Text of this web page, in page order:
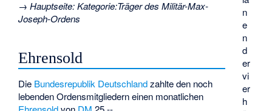
n
e
n
d
er
vi
er
h
→Hauptseite:Kategorie:Träger des Militär-Max-
Joseph-Ordens
Ehrensold
Die Bundesrepublik Deutschlandzahlte den noch
lebenden Ordensmitgliedern einen monatlichen